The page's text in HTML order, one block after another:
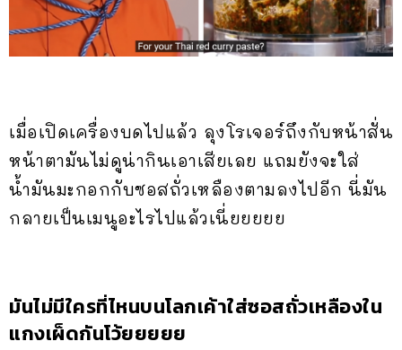
เมื่อเปิดเครื่องบดไปแล้ว ลุงโรเจอร์ถึงกับหน้าสั่น
หน้าตามันไม่ดูน่ากินเอาเสียเลย แถมยังจะใส่
น้ำมันมะกอกกับซอสถั่วเหลืองตามลงไปอีก นี่มัน
กลายเป็นเมนูอะไรไปแล้วเนี่ยยยยย
มันไม่มีใครที่ไหนบนโลกเค้าใส่ซอสถั่วเหลืองใน
แกงเผ็ดกันโว้ยยยยย